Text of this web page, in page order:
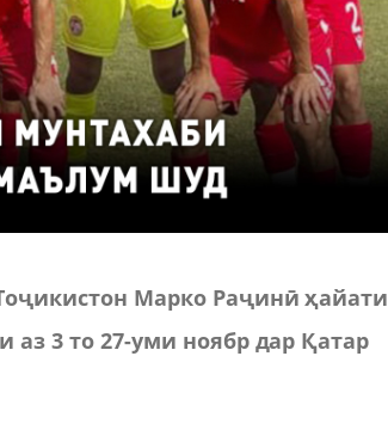
Марко Раҷинӣ ҳайати
3 то 27-уми ноябр дар Қатар